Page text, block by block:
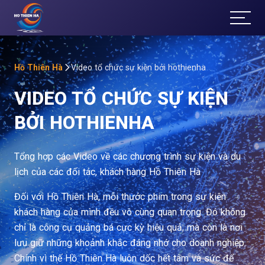
ổ
Ch
ức
Sự
Kiệ
n
Đà
Lạt
Hồ Thiên Hà Video tổ chức sự kiện bởi hothienha
VIDEO TỔ CHỨC SỰ KIỆN
BỞI HOTHIENHA
Tổng hợp các Video về các chương trình sự kiện và du
lịch của các đối tác, khách hàng Hồ Thiên Hà
Đối với Hồ Thiên Hà, mỗi thước phim trong sự kiện
khách hàng của mình đều vô cùng quan trọng. Đó không
chỉ là công cụ quảng bá cực kỳ hiệu quả; mà còn là nơi
lưu giữ những khoảnh khắc đáng nhớ cho doanh nghiệp.
Chính vì thế Hồ Thiên Hà luôn dốc hết tâm và sức để